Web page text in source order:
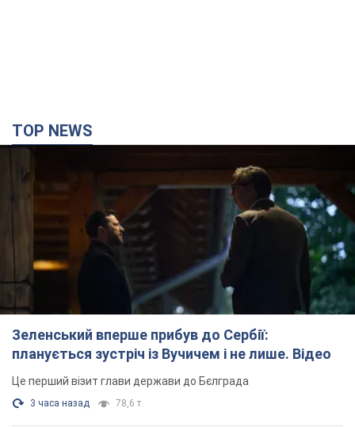
TOP NEWS
Зеленський вперше прибув до Сербії:
планується зустріч із Вучичем і не лише. Відео
Це перший візит глави держави до Бєлграда
3 часа назад 78,6 т.